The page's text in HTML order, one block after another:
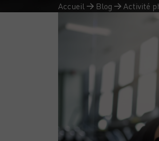
Accueil Blog Activité